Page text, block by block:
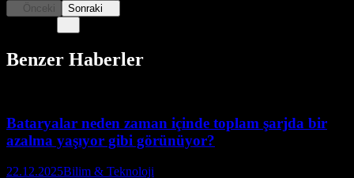
Önceki Sonraki
Benzer Haberler
Bataryalar neden zaman içinde toplam şarjda bir
azalma yaşıyor gibi görünüyor?
22.12.2025Bilim & Teknoloji